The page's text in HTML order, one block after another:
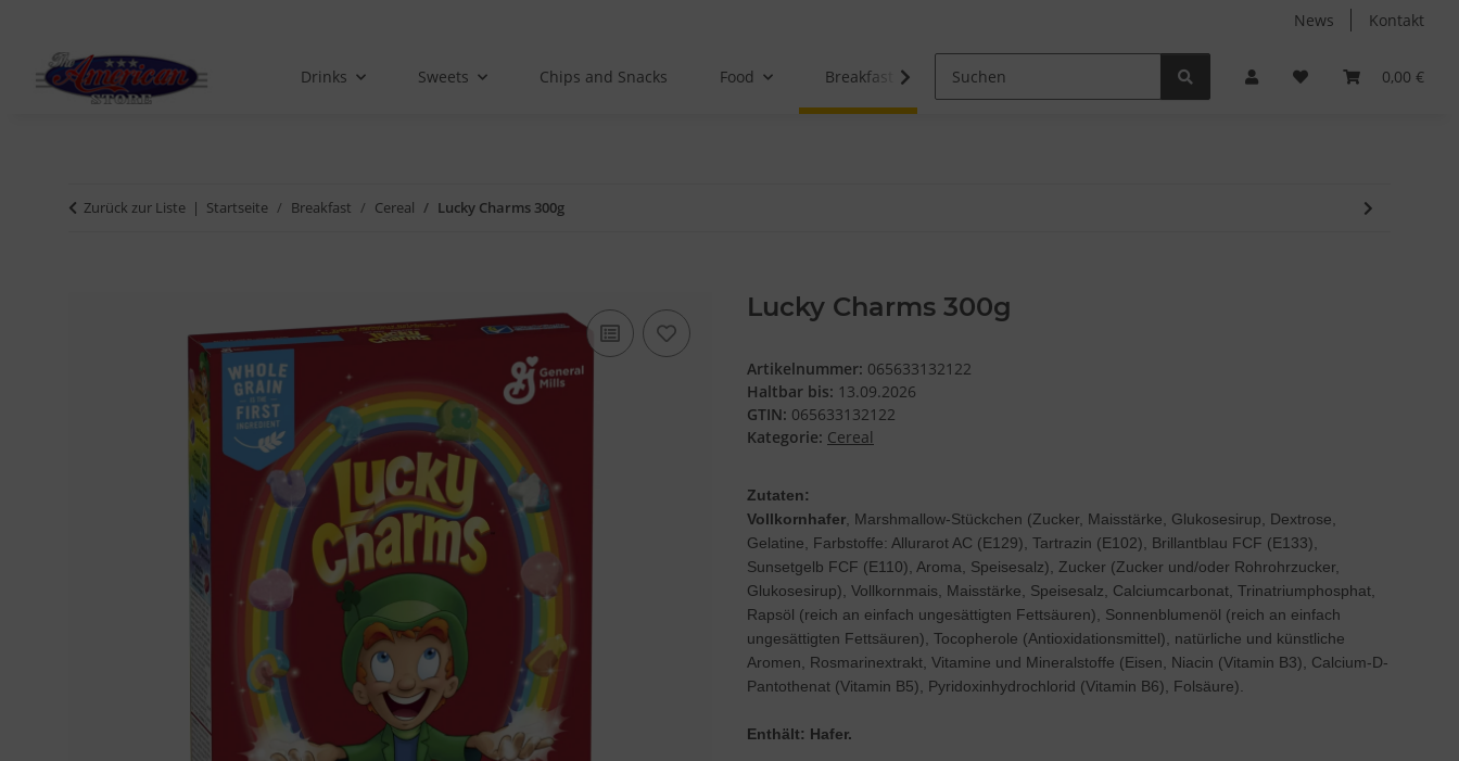
News Kontakt
0,00 €
Drinks Sweets Chips and Snacks Food Breakfast Non-Food
Zurück zur Liste Startseite Breakfast Cereal Lucky Charms 300g
Lucky Charms 300g
Artikelnummer: 065633132122
Haltbar bis: 13.09.2026
GTIN: 065633132122
Kategorie: Cereal
Zutaten:
Vollkornhafer, Marshmallow-Stückchen (Zucker, Maisstärke, Glukosesirup, Dextrose,
Gelatine, Farbstoffe: Allurarot AC (E129), Tartrazin (E102), Brillantblau FCF (E133),
Sunsetgelb FCF (E110), Aroma, Speisesalz), Zucker (Zucker und/oder Rohrohrzucker,
Glukosesirup), Vollkornmais, Maisstärke, Speisesalz, Calciumcarbonat, Trinatriumphosphat,
Rapsöl (reich an einfach ungesättigten Fettsäuren), Sonnenblumenöl (reich an einfach
ungesättigten Fettsäuren), Tocopherole (Antioxidationsmittel), natürliche und künstliche
Aromen, Rosmarinextrakt, Vitamine und Mineralstoffe (Eisen, Niacin (Vitamin B3), Calcium-D-
Pantothenat (Vitamin B5), Pyridoxinhydrochlorid (Vitamin B6), Folsäure).
Enthält: Hafer.